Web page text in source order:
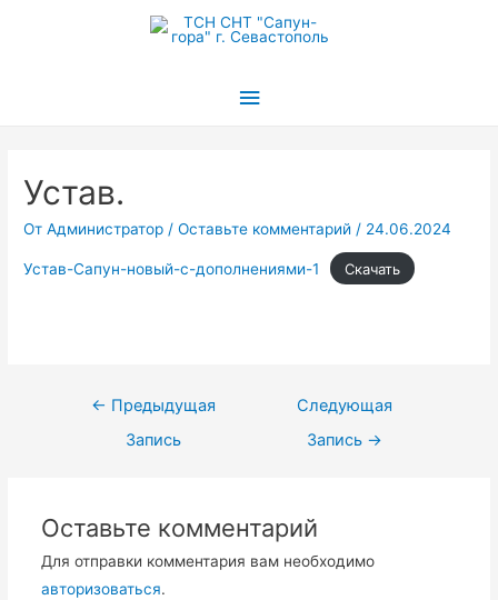
Главное
Устав.
От Администратор /Оставьте комментарий / 24.06.2024
Устав-Сапун-новый-с-дополнениями-1 Скачать
Навигация
← Предыдущая
Запись
Следующая
Запись →
Оставьте комментарий
Для отправки комментария вам необходимо
авторизоваться.